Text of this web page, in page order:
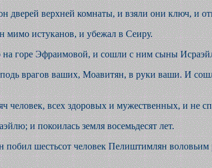
дверей верхней комнаты, и взяли они ключ, и
мимо истуканов, и убежал в Сеиру.
горе Эфраимовой, и сошли с ним сыны
врагов ваших, Моавитян, в руки ваши. И
человек, всех здоровых и мужественных, и не
и покоилась земля восемьдесят лет.
шестьсот человек Пелиштимлян